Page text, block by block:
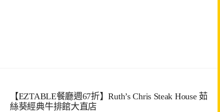
【EZTABLE餐廳週67折】Ruth’s Chris Steak House 茹
絲葵經典牛排館大直店